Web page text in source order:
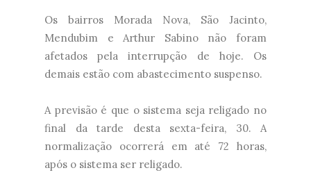
Os bairros Morada Nova, São Jacinto,
Mendubim e Arthur Sabino não foram
afetados pela interrupção de hoje. Os
demais estão com abastecimento suspenso.
A previsão é que o sistema seja religado no
final da tarde desta sexta-feira, 30. A
normalização ocorrerá em até 72 horas,
após o sistema ser religado.